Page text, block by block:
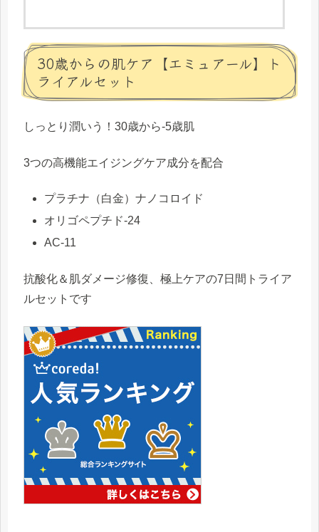
30歳からの肌ケア【エミュアール】ト
ライアルセット
しっとり潤いう！30歳から-5歳肌
3つの高機能エイジングケア成分を配合
プラチナ（白金）ナノコロイド
オリゴペプチド-24
AC-11
抗酸化＆肌ダメージ修復、極上ケアの7日間トライア
ルセットです